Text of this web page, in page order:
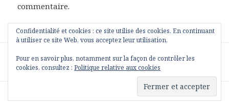
commentaire.
l’article
PUBLIÉ DANS
franciliens
Confidentialité et cookies : ce site utilise des cookies. En continuant
à utiliser ce site Web, vous acceptez leur utilisation.
Pour en savoir plus, notamment sur la façon de contrôler les
cookies, consultez : Politique relative aux cookies